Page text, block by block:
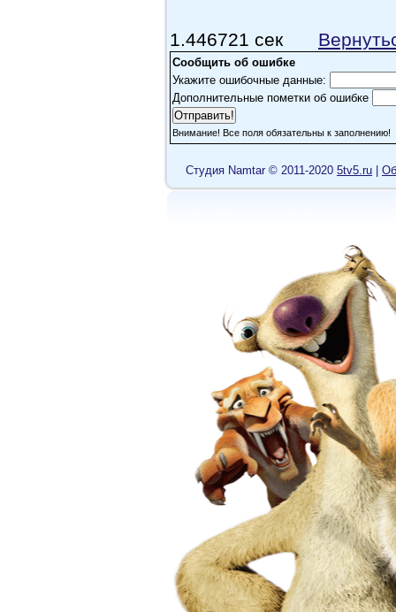
1.446721 сек
Сообщить об ошибке
Укажите ошибочные данные:
Дополнительные пометки об ошибке
Внимание! Все поля обязательны к заполнению!
Cтудия Namtar © 2011-2020 5tv5.ru